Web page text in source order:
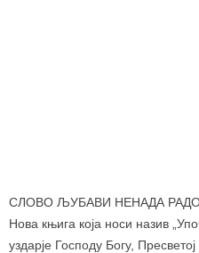
СЛОВО ЉУБАВИ НЕНАДА
Нова књига која носи назив
уздарје Господу Богу,